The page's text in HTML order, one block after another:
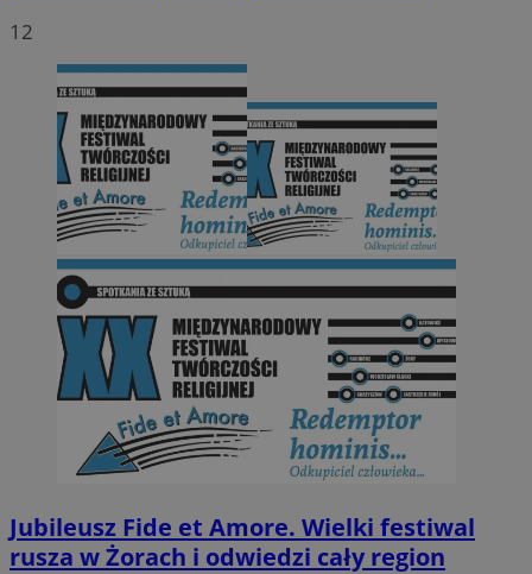
12
Jubileusz Fide et Amore. Wielki festiwal
rusza w Żorach i odwiedzi cały region